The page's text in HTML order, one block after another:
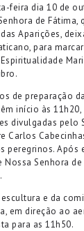
feira dia 10 de
de Fátima,
Aparições,
para
de preparação
início às 11h20,
divulgadas pelo
Carlos
peregrinos. Após
Nossa Senhora
e da
em direção ao
para as 11h50.